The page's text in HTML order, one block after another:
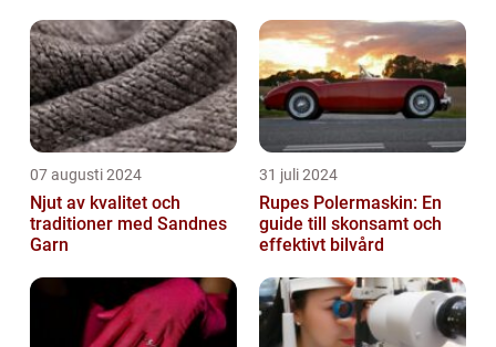
07 augusti 2024
Njut av kvalitet och
traditioner med Sandnes
Garn
31 juli 2024
Rupes Polermaskin: En
guide till skonsamt och
effektivt bilvård